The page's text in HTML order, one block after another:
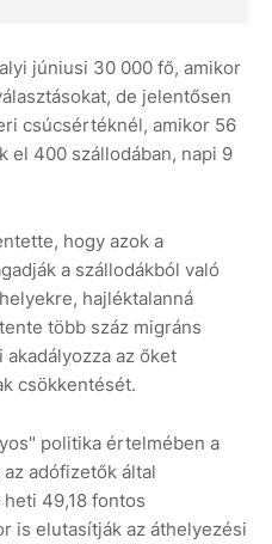
júniusi 30 000 fő, amikor
de jelentősen
csúcsértéknél, amikor 56
el 400 szállodában, napi 9
hogy azok a
a szállodákból való
hajléktalanná
több száz migráns
az őket
csökkentését.
politika értelmében a
adófizetők által
49,18 fontos
is elutasítják az áthelyezési